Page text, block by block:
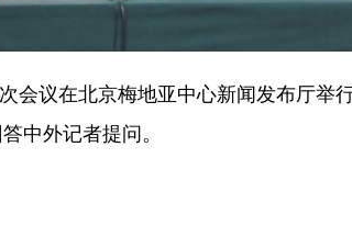
议在北京梅地亚中心新闻发布厅举
中外记者提问。